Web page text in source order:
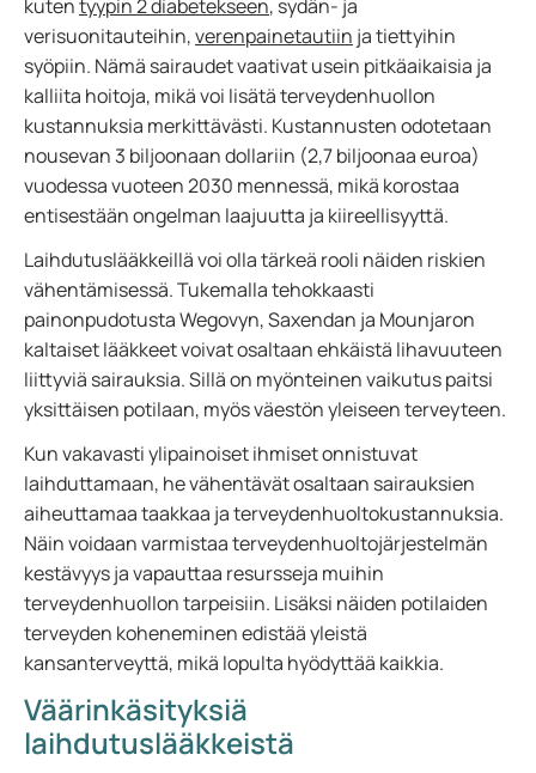
kutentyypin 2 diabetekseen, sydän- ja
verisuonitauteihin,verenpainetautiin ja tiettyihin
syöpiin. Nämä sairaudet vaativat usein pitkäaikaisia ja
kalliita hoitoja, mikä voi lisätä terveydenhuollon
kustannuksia merkittävästi. Kustannusten odotetaan
nousevan 3 biljoonaan dollariin (2,7 biljoonaa euroa)
vuodessa vuoteen 2030 mennessä, mikä korostaa
entisestään ongelman laajuutta ja kiireellisyyttä.
Laihdutuslääkkeillä voi olla tärkeä rooli näiden riskien
vähentämisessä. Tukemalla tehokkaasti
painonpudotusta Wegovyn, Saxendan ja Mounjaron
kaltaiset lääkkeet voivat osaltaan ehkäistä lihavuuteen
liittyviä sairauksia. Sillä on myönteinen vaikutus paitsi
yksittäisen potilaan, myös väestön yleiseen terveyteen.
Kun vakavasti ylipainoiset ihmiset onnistuvat
laihduttamaan, he vähentävät osaltaan sairauksien
aiheuttamaa taakkaa ja terveydenhuoltokustannuksia.
Näin voidaan varmistaa terveydenhuoltojärjestelmän
kestävyys ja vapauttaa resursseja muihin
terveydenhuollon tarpeisiin. Lisäksi näiden potilaiden
terveyden koheneminen edistää yleistä
kansanterveyttä, mikä lopulta hyödyttää kaikkia.
Väärinkäsityksiä
laihdutuslääkkeistä